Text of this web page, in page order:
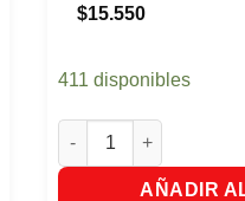
$15.550
411 disponibles
Tratamiento Capilar
AÑADIR